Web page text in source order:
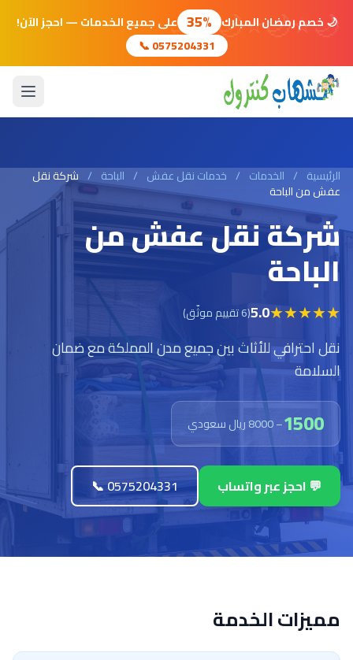
🌙
⭐
🌙
⭐
🌙
⭐
🌙 🌙 خصم رمضان المبارك 35% على جميع الخدمات — احجز الآن!
📞 0575204331
الرئيسية / الخدمات / خدمات نقل عفش / الباحة / شركة نقل
عفش من الباحة
شركة نقل عفش من
الباحة
★
★
★
★
★
5.0(6 تقييم موثّق)
نقل احترافي للأثاث بين جميع مدن المملكة مع ضمان
السلامة
1500– 8000 ريال سعودي
💬 احجز عبر واتساب 📞 0575204331
مميزات الخدمة